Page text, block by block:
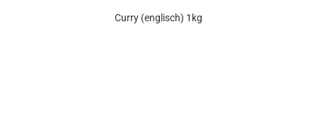
Curry (englisch) 1kg